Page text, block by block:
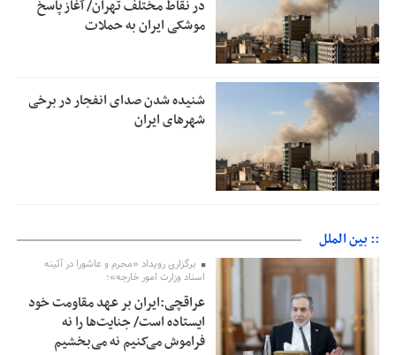
در نقاط مختلف تهران/ آغاز پاسخ
موشکی ایران به حملات
شنیده شدن صدای انفجار در برخی
شهرهای ایران
:: بین الملل
برگزاری رویداد «محرم و عاشورا در آئینه
اسناد وزارت امور خارجه»؛
عراقچی:ایران بر عهد مقاومت خود
ایستاده است/ جنایت‌ها را نه
فراموش می‌کنیم نه می‌بخشیم